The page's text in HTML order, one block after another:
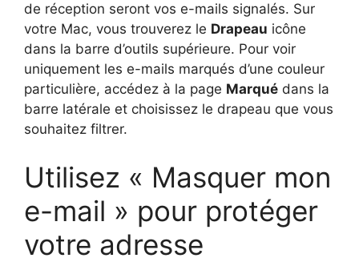
de réception seront vos e-mails signalés. Sur
votre Mac, vous trouverez le Drapeau icône
dans la barre d’outils supérieure. Pour voir
uniquement les e-mails marqués d’une couleur
particulière, accédez à la page Marqué dans la
barre latérale et choisissez le drapeau que vous
souhaitez filtrer.
Utilisez « Masquer mon
e-mail » pour protéger
votre adresse